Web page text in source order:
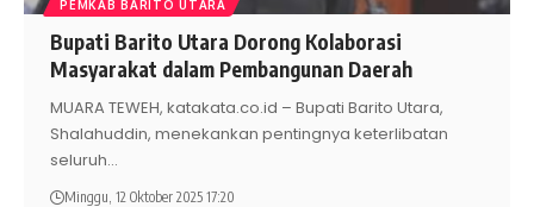
PEMKAB BARITO UTARA
Bupati Barito Utara Dorong Kolaborasi
Masyarakat dalam Pembangunan Daerah
MUARA TEWEH, katakata.co.id – Bupati Barito Utara,
Shalahuddin, menekankan pentingnya keterlibatan
seluruh…
Minggu, 12 Oktober 2025 17:20